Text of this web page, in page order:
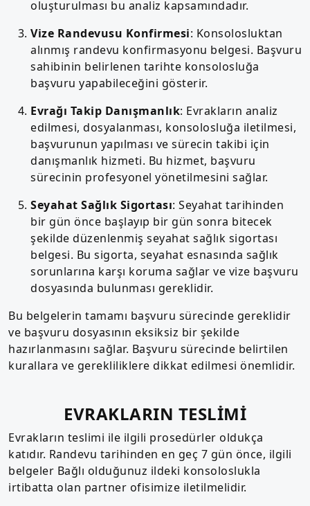
oluşturulması bu analiz kapsamındadır.
Vize Randevusu Konfirmesi: Konsolosluktan
alınmış randevu konfirmasyonu belgesi. Başvuru
sahibinin belirlenen tarihte konsolosluğa
başvuru yapabileceğini gösterir.
Evrağı Takip Danışmanlık: Evrakların analiz
edilmesi, dosyalanması, konsolosluğa iletilmesi,
başvurunun yapılması ve sürecin takibi için
danışmanlık hizmeti. Bu hizmet, başvuru
sürecinin profesyonel yönetilmesini sağlar.
Seyahat Sağlık Sigortası: Seyahat tarihinden
bir gün önce başlayıp bir gün sonra bitecek
şekilde düzenlenmiş seyahat sağlık sigortası
belgesi. Bu sigorta, seyahat esnasında sağlık
sorunlarına karşı koruma sağlar ve vize başvuru
dosyasında bulunması gereklidir.
Bu belgelerin tamamı başvuru sürecinde gereklidir
ve başvuru dosyasının eksiksiz bir şekilde
hazırlanmasını sağlar. Başvuru sürecinde belirtilen
kurallara ve gerekliliklere dikkat edilmesi önemlidir.
EVRAKLARIN TESLİMİ
Evrakların teslimi ile ilgili prosedürler oldukça
katıdır. Randevu tarihinden en geç 7 gün önce, ilgili
belgeler Bağlı olduğunuz ildeki konsoloslukla
irtibatta olan partner ofisimize iletilmelidir.